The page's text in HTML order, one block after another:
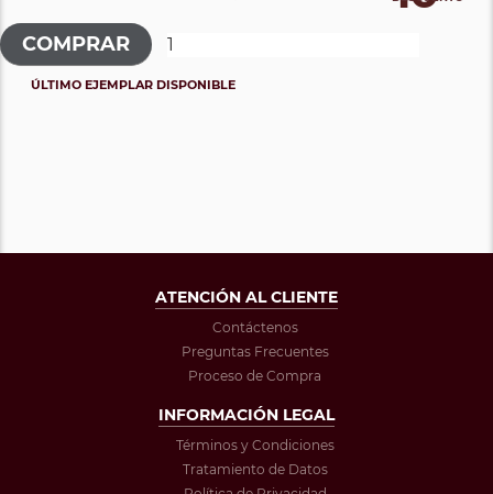
ÚLTIMO EJEMPLAR DISPONIBLE
ATENCIÓN AL CLIENTE
Contáctenos
Preguntas Frecuentes
Proceso de Compra
INFORMACIÓN LEGAL
Términos y Condiciones
Tratamiento de Datos